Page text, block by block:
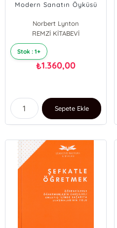
Modern Sanatın Öyküsü
Norbert Lynton
REMZİ KİTABEVİ
Stok : 1+
₺1.360,00
Sepete Ekle